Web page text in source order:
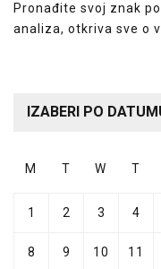
Pronađite svoj znak
analiza, otkriva sve o
IZABERI PO
M T W T
1 2 3 4
8 9 10 11